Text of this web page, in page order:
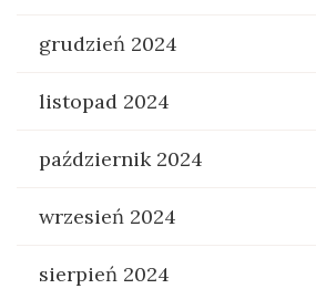
grudzień 2024
listopad 2024
październik 2024
wrzesień 2024
sierpień 2024